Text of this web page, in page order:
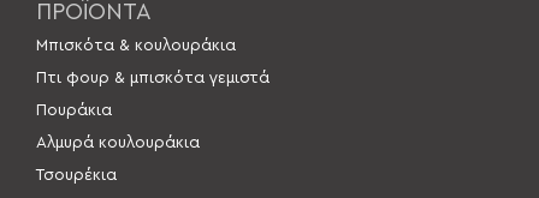
ΠΡΟΪΟΝΤΑ
Μπισκότα & κουλουράκια
Πτι φουρ & μπισκότα γεμιστά
Πουράκια
Αλμυρά κουλουράκια
Τσουρέκια